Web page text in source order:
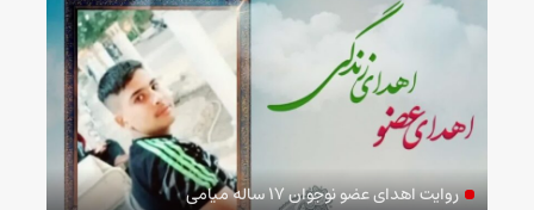
روایت اهدای عضو نوجوان ۱۷ ساله میامی